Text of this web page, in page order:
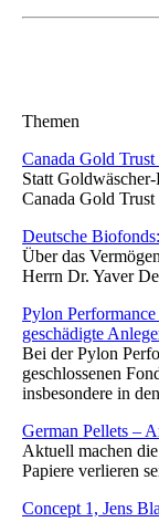
Themen
Canada Gold
Statt
Canada Gold
Deutsche
Über das
Herrn Dr. Yaver
Pylon
geschädigte
Bei der Pylon
geschlossenen
insbesondere in
German Pellets –
Aktuell machen
Papiere verlieren
Concept 1, Jens